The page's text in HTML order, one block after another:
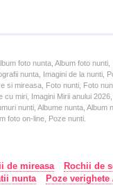
foto nunta, Album foto
nunta, Imagini de la nunti,
si mireasa, Foto nunti, Foto
cu miri, Imagini Mirii anului
nunti, Albume nunta,
foto on-line, Poze nunti.
de mireasa
Rochii de
nunta
Poze